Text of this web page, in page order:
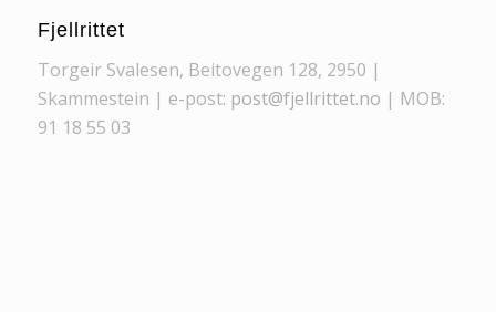
Fjellrittet
Torgeir Svalesen, Beitovegen 128, 2950 |
Skammestein | e-post: post@fjellrittet.no | MOB:
91 18 55 03